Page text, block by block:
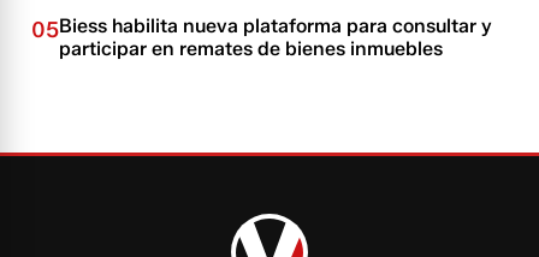
05Biess habilita nueva plataforma para consultar y
participar en remates de bienes inmuebles